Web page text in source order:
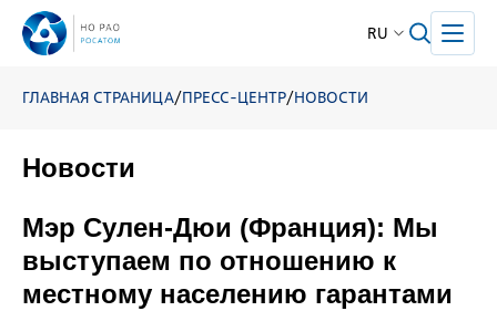
RU
ГЛАВНАЯ СТРАНИЦА/ПРЕСС-ЦЕНТР/НОВОСТИ
Новости
Мэр Сулен-Дюи (Франция): Мы
выступаем по отношению к
местному населению гарантами